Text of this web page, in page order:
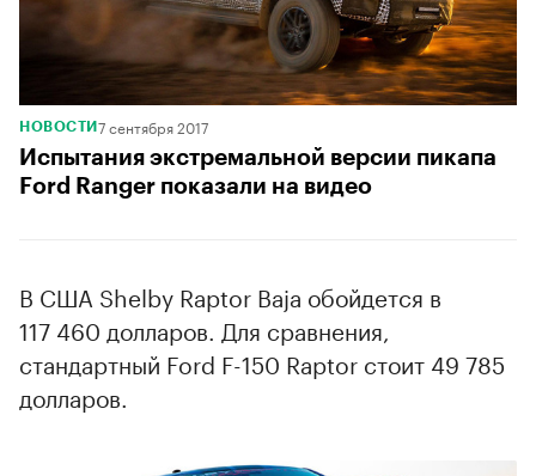
НОВОСТИ 7 сентября 2017
Испытания экстремальной версии пикапа
Ford Ranger показали на видео
В США Shelby Raptor Baja обойдется в
117 460 долларов. Для сравнения,
стандартный Ford F-150 Raptor стоит 49 785
долларов.